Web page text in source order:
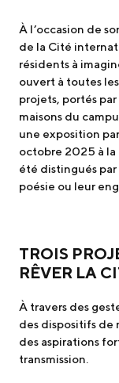
À l’occasion de
de la Cité
résidents à
ouvert à toutes
projets, portés
maisons du
une exposition
octobre 2025 à
été distingués
poésie ou leur
TROIS
RÊVER LA
À travers des
des dispositifs de
des aspirations
transmission.